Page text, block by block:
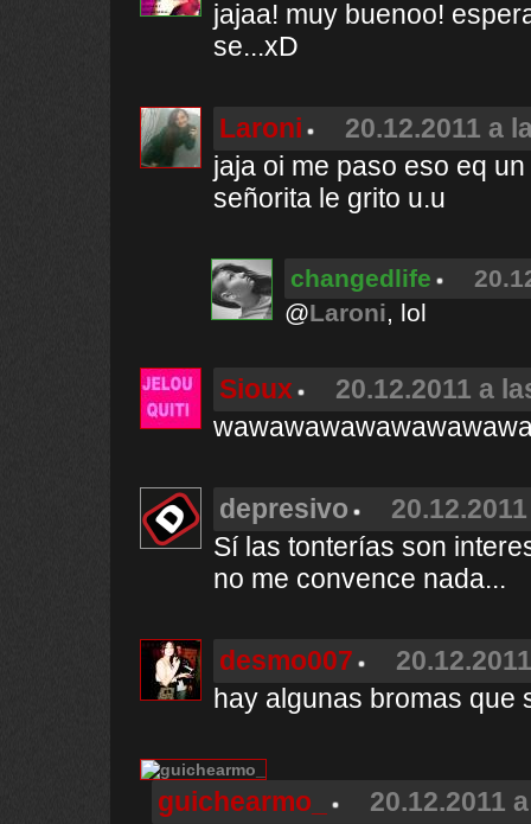
jajaa! muy buenoo!
se...xD
Laroni
20.12.2011 a
jaja oi me paso eso eq
señorita le grito u.u
changedlife
@Laroni, lol
Sioux
20.12.2011 a
depresivo
Sí las tonterías son
no me convence nada...
desmo007
hay algunas bromas que
guichearmo_
20.12.2011